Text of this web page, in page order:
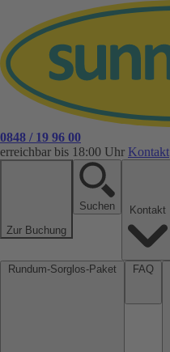
0848 / 19 96 00
erreichbar bis 18:00 Uhr Kontakt
Zur Buchung
Suchen